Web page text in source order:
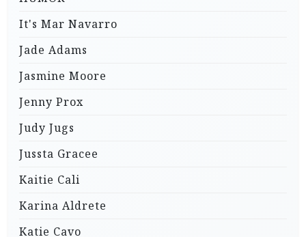
It's Mar Navarro
Jade Adams
Jasmine Moore
Jenny Prox
Judy Jugs
Jussta Gracee
Kaitie Cali
Karina Aldrete
Katie Cavo